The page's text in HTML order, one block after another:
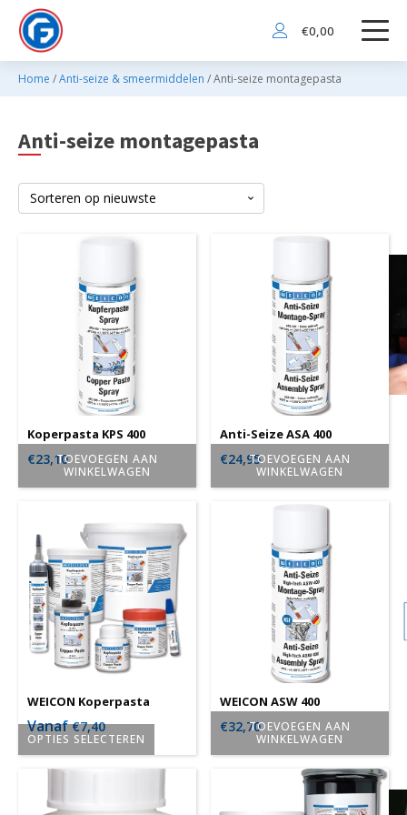
€0,00
Home /Anti-seize & smeermiddelen / Anti-seize montagepasta
Anti-seize montagepasta
TOEVOEGEN AAN
WINKELWAGEN
Koperpasta KPS 400
€23,10
TOEVOEGEN AAN
WINKELWAGEN
Anti-Seize ASA 400
€24,95
OPTIES SELECTEREN
heeft
WEICON Koperpasta
Vanaf€7,40
TOEVOEGEN AAN
WINKELWAGEN
WEICON ASW 400
€32,70